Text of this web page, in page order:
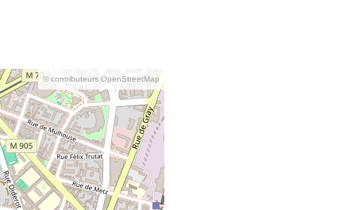
© contributeurs OpenStreetMap